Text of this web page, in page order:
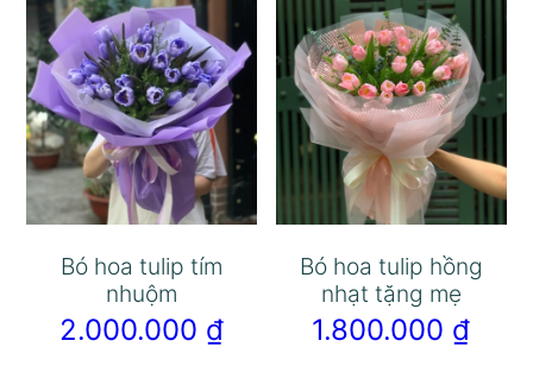
Bó hoa tulip tím
nhuộm
2.000.000 ₫
Bó hoa tulip hồng
nhạt tặng mẹ
1.800.000 ₫